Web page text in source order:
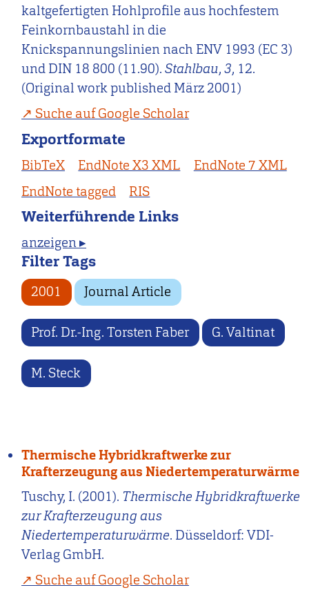
kaltgefertigten Hohlprofile aus hochfestem
Feinkornbaustahl in die
Knickspannungslinien nach ENV 1993 (EC 3)
und DIN 18 800 (11.90).Stahlbau,3, 12.
(Original work published März 2001)
Suche auf Google Scholar
Exportformate
BibTeX EndNote X3 XML
EndNote 7 XML
EndNote tagged
RIS
Weiterführende Links
anzeigen ▸
Filter Tags
2001 Journal Article
Prof. Dr.-Ing. Torsten Faber G. Valtinat
M. Steck
Thermische Hybridkraftwerke zur
Krafterzeugung aus Niedertemperaturwärme
Tuschy, I. (2001). Thermische Hybridkraftwerke
zur Krafterzeugung aus
Niedertemperaturwärme. Düsseldorf: VDI-
Verlag GmbH.
Suche auf Google Scholar